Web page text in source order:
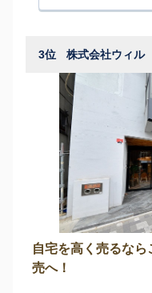
3位 株式会社ウィ
自宅を高く売るな
売へ！